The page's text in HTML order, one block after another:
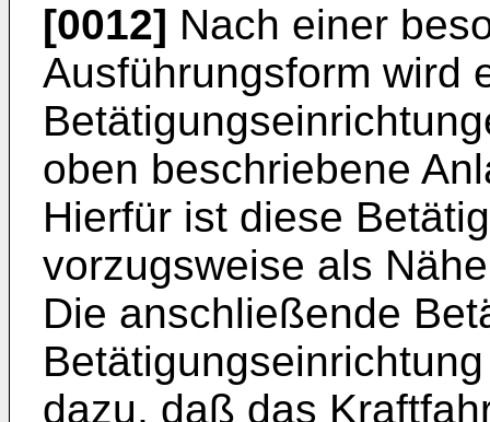
[0012] Nach einer
Ausführungsform wird
oben beschriebene
Hierfür ist diese
vorzugsweise als
Die anschließende
dazu, daß das